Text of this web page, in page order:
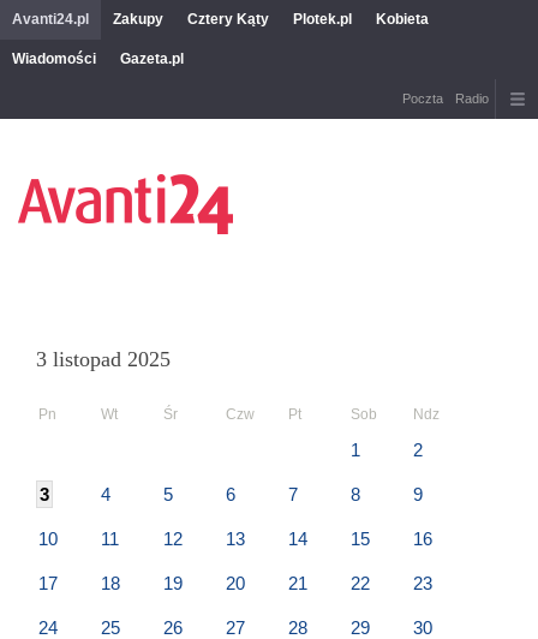
Avanti24.pl Zakupy Cztery Kąty Plotek.pl Kobieta
Wiadomości Gazeta.pl
Poczta Radio
3 listopad 2025
Pn Wt Śr Czw Pt Sob Ndz
1 2
3 4 5 6 7 8 9
10 11 12 13 14 15 16
17 18 19 20 21 22 23
24 25 26 27 28 29 30